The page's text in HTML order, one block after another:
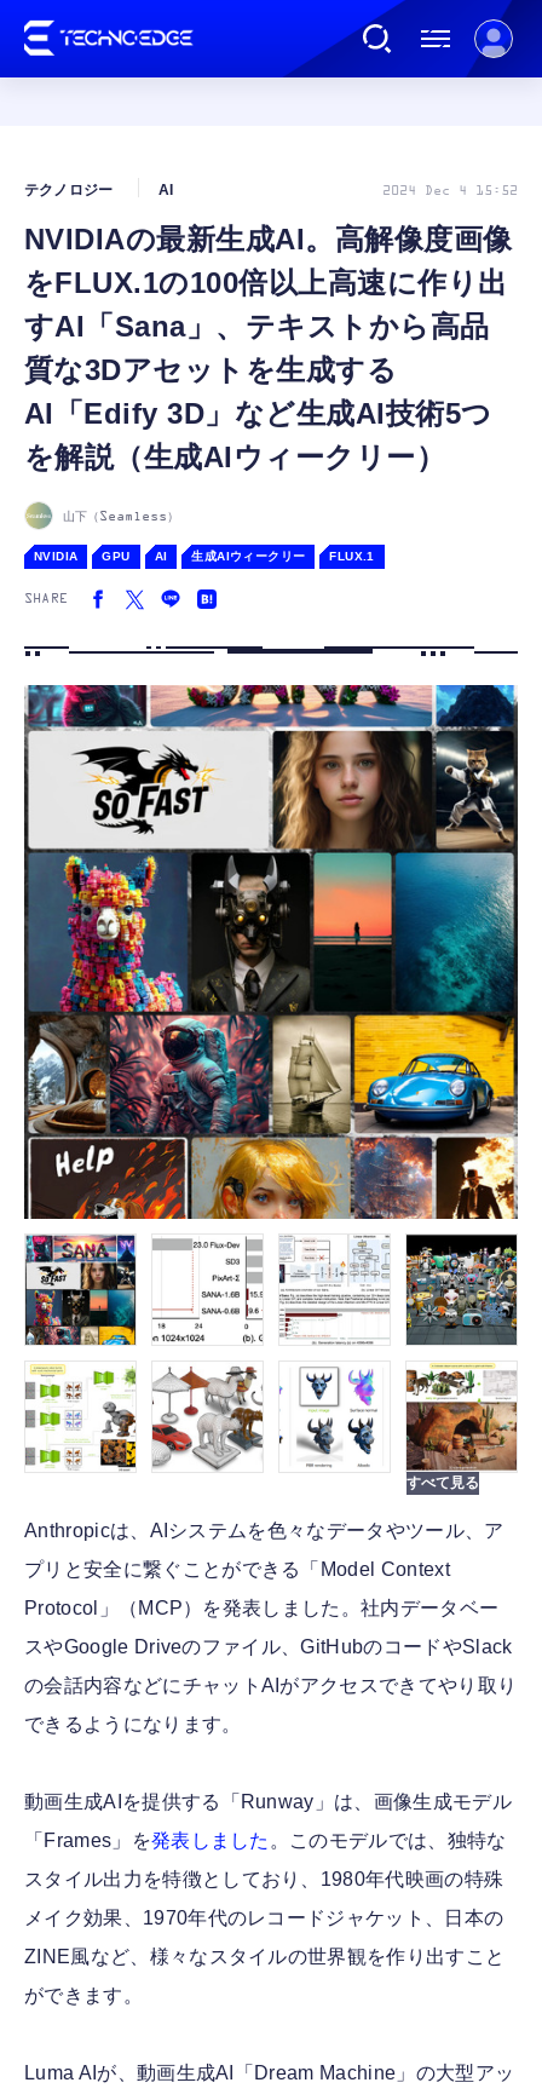
AI
ガジェット
ゲーム
カルチャー
NVIDIAの最新生成AI。高解像度画像
をFLUX.1の100倍以上高速に作り出
すAI「Sana」、テキストから高品
質な3Dアセットを生成する
AI「Edify 3D」など生成AI技術5つ
を解説（生成AIウィークリー）
テクノロジー AI 2024 Dec 4 15:52
山下（Seamless）
NVIDIA GPU AI 生成AIウィークリー FLUX.1
SHARE
Anthropicは、AIシステムを色々なデータやツール、ア
プリと安全に繋ぐことができる「Model Context
Protocol」（MCP）を発表しました。社内データベー
スやGoogle Driveのファイル、GitHubのコードやSlack
の会話内容などにチャットAIがアクセスできてやり取り
できるようになります。
動画生成AIを提供する「Runway」は、画像生成モデル
「Frames」を発表しました 。このモデルでは、独特な
スタイル出力を特徴としており、1980年代映画の特殊
メイク効果、1970年代のレコードジャケット、日本の
ZINE風など、様々なスタイルの世界観を作り出すこと
ができます。
Luma AIが、動画生成AI「Dream Machine」の大型アッ